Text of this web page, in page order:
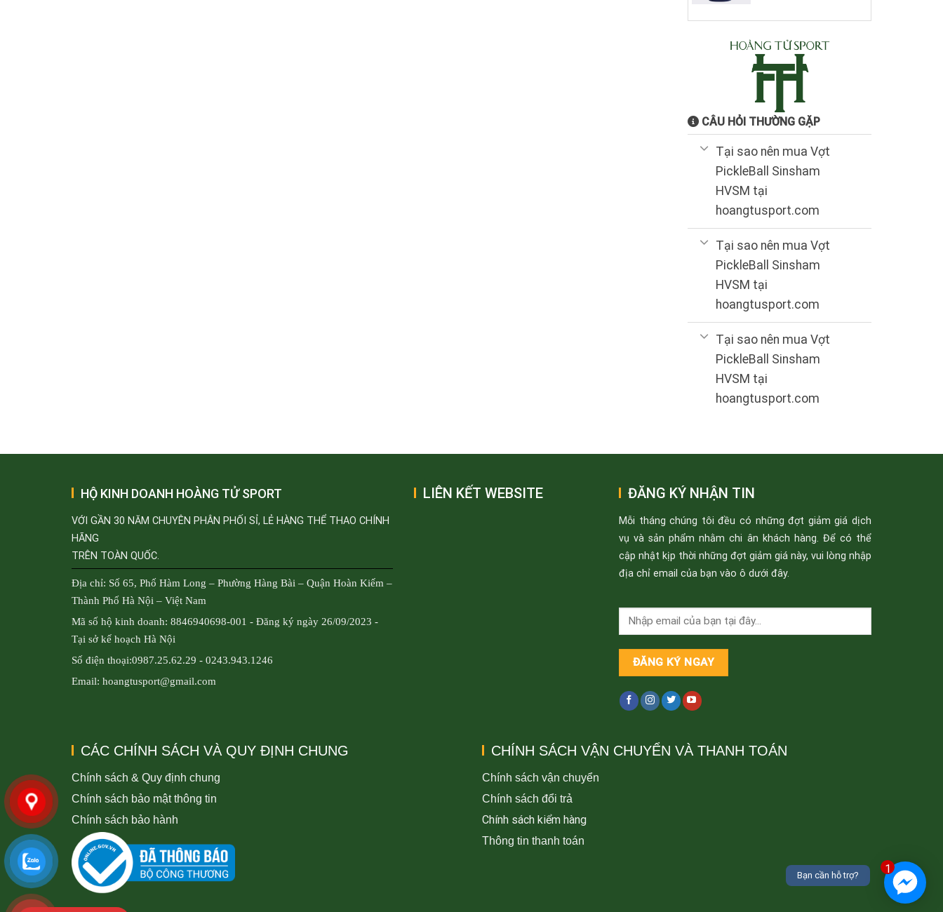
499.000₫.
CÂU HỎI THƯỜNG GẶP
Tại sao nên mua Vợt
PickleBall Sinsham
HVSM tại
hoangtusport.com
Tại sao nên mua Vợt
PickleBall Sinsham
HVSM tại
hoangtusport.com
Tại sao nên mua Vợt
PickleBall Sinsham
HVSM tại
hoangtusport.com
HỘ KINH DOANH HOÀNG TỬ SPORT
VỚI GẦN 30 NĂM CHUYÊN PHÂN PHỐI SỈ, LẺ HÀNG THỂ THAO CHÍNH
HÃNG
TRÊN TOÀN QUỐC.
Địa chỉ: Số 65, Phố Hàm Long – Phường Hàng Bài – Quận Hoàn Kiếm –
Thành Phố Hà Nội – Việt Nam
Mã số hộ kinh doanh: 8846940698-001 - Đăng ký ngày 26/09/2023 -
Tại sở kế hoạch Hà Nội
Số điện thoại:0987.25.62.29 - 0243.943.1246
Email: hoangtusport@gmail.com
LIÊN KẾT WEBSITE ĐĂNG KÝ NHẬN TIN
Mỗi tháng chúng tôi đều có những đợt giảm giá dịch
vụ và sản phẩm nhằm chi ân khách hàng. Để có thể
cập nhật kịp thời những đợt giảm giá này, vui lòng nhập
địa chỉ email của bạn vào ô dưới đây.
CÁC CHÍNH SÁCH VÀ QUY ĐỊNH CHUNG
Chính sách & Quy định chung
Chính sách bảo mật thông tin
Chính sách bảo hành
CHÍNH SÁCH VẬN CHUYỂN VÀ THANH TOÁN
Chính sách vận chuyển
Chính sách đổi trả
Chính sách kiểm hàng
Thông tin thanh toán
1
Bạn cần hỗ trợ?